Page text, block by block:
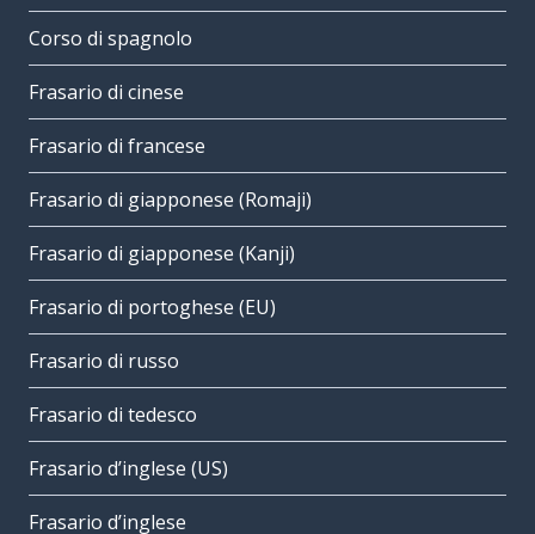
Corso di spagnolo
Frasario di cinese
Frasario di francese
Frasario di giapponese (Romaji)
Frasario di giapponese (Kanji)
Frasario di portoghese (EU)
Frasario di russo
Frasario di tedesco
Frasario d’inglese (US)
Frasario d’inglese